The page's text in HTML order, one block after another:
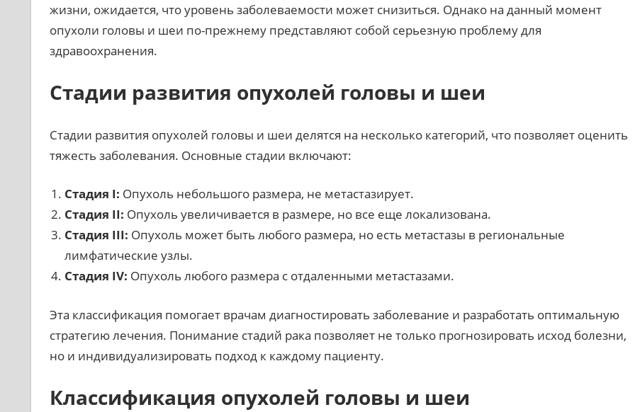
жизни, ожидается, что уровень заболеваемости может снизиться. Однако на данный момент
опухоли головы и шеи по-прежнему представляют собой серьезную проблему для
здравоохранения.
Стадии развития опухолей головы и шеи
Стадии развития опухолей головы и шеи делятся на несколько категорий, что позволяет оценить
тяжесть заболевания. Основные стадии включают:
Стадия I: Опухоль небольшого размера, не метастазирует.
Стадия II: Опухоль увеличивается в размере, но все еще локализована.
Стадия III: Опухоль может быть любого размера, но есть метастазы в региональные
лимфатические узлы.
Стадия IV: Опухоль любого размера с отдаленными метастазами.
Эта классификация помогает врачам диагностировать заболевание и разработать оптимальную
стратегию лечения. Понимание стадий рака позволяет не только прогнозировать исход болезни,
но и индивидуализировать подход к каждому пациенту.
Классификация опухолей головы и шеи